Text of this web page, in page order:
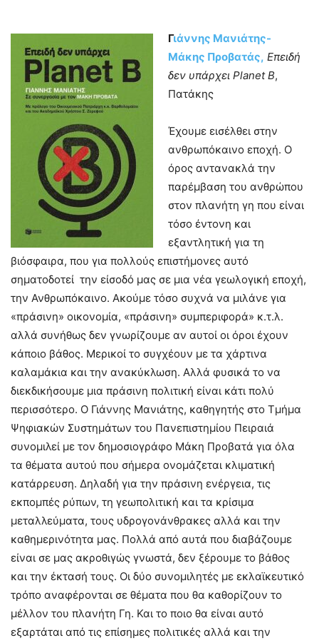
Γιάννης Μανιάτης-
Μάκης Προβατάς, Επειδή
δεν υπάρχει Planet B,
Πατάκης
Έχουμε εισέλθει στην
ανθρωπόκαινο εποχή. Ο
όρος αντανακλά την
παρέμβαση του ανθρώπου
στον πλανήτη γη που είναι
τόσο έντονη και
εξαντλητική για τη
βιόσφαιρα, που για πολλούς επιστήμονες αυτό
σηματοδοτεί την είσοδό μας σε μια νέα γεωλογική εποχή,
την Ανθρωπόκαινο. Ακούμε τόσο συχνά να μιλάνε για
«πράσινη» οικονομία, «πράσινη» συμπεριφορά» κ.τ.λ.
αλλά συνήθως δεν γνωρίζουμε αν αυτοί οι όροι έχουν
κάποιο βάθος. Μερικοί το συγχέουν με τα χάρτινα
καλαμάκια και την ανακύκλωση. Αλλά φυσικά το να
διεκδικήσουμε μια πράσινη πολιτική είναι κάτι πολύ
περισσότερο. Ο Γιάννης Μανιάτης, καθηγητής στο Τμήμα
Ψηφιακών Συστημάτων του Πανεπιστημίου Πειραιά
συνομιλεί με τον δημοσιογράφο Μάκη Προβατά για όλα
τα θέματα αυτού που σήμερα ονομάζεται κλιματική
κατάρρευση. Δηλαδή για την πράσινη ενέργεια, τις
εκπομπές ρύπων, τη γεωπολιτική και τα κρίσιμα
μεταλλεύματα, τους υδρογονάνθρακες αλλά και την
καθημερινότητα μας. Πολλά από αυτά που διαβάζουμε
είναι σε μας ακροθιγώς γνωστά, δεν ξέρουμε το βάθος
και την έκτασή τους. Οι δύο συνομιλητές με εκλαϊκευτικό
τρόπο αναφέρονται σε θέματα που θα καθορίζουν το
μέλλον του πλανήτη Γη. Και το ποιο θα είναι αυτό
εξαρτάται από τις επίσημες πολιτικές αλλά και την